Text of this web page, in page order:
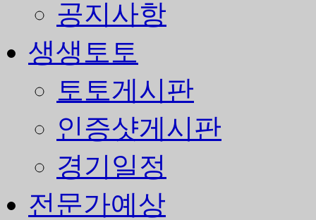
공지사항
생생토토
토토게시판
인증샷게시판
경기일정
전문가예상